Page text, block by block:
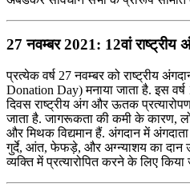
27 नवम्बर 2021: 12वां राष्ट्रीय
प्रत्येक वर्ष 27 नवम्बर को राष्ट्रीय
Donation Day) मनाया जाता है. इस
दिवस राष्ट्रीय अंग और ऊतक
जाता है. जागरूकता की कमी के कारण,
और मिथक विद्यमान हैं. अंगदान में
गुर्दे, आंत, फेफड़े, और अग्न्याशय का
व्यक्ति में प्रत्यारोपित करने के लिए किया